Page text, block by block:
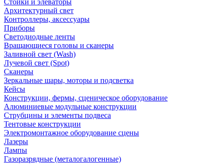
Стойки и элеваторы
Архитектурный свет
Контроллеры, аксессуары
Приборы
Светодиодные ленты
Вращающиеся головы и сканеры
Заливной свет (Wash)
Лучевой свет (Spot)
Сканеры
Зеркальные шары, моторы и подсветка
Кейсы
Конструкции, фермы, сценическое оборудование
Алюминиевые модульные конструкции
Струбцины и элементы подвеса
Тентовые конструкции
Электромонтажное оборудование сцены
Лазеры
Лампы
Газоразрядные (металогалогенные)